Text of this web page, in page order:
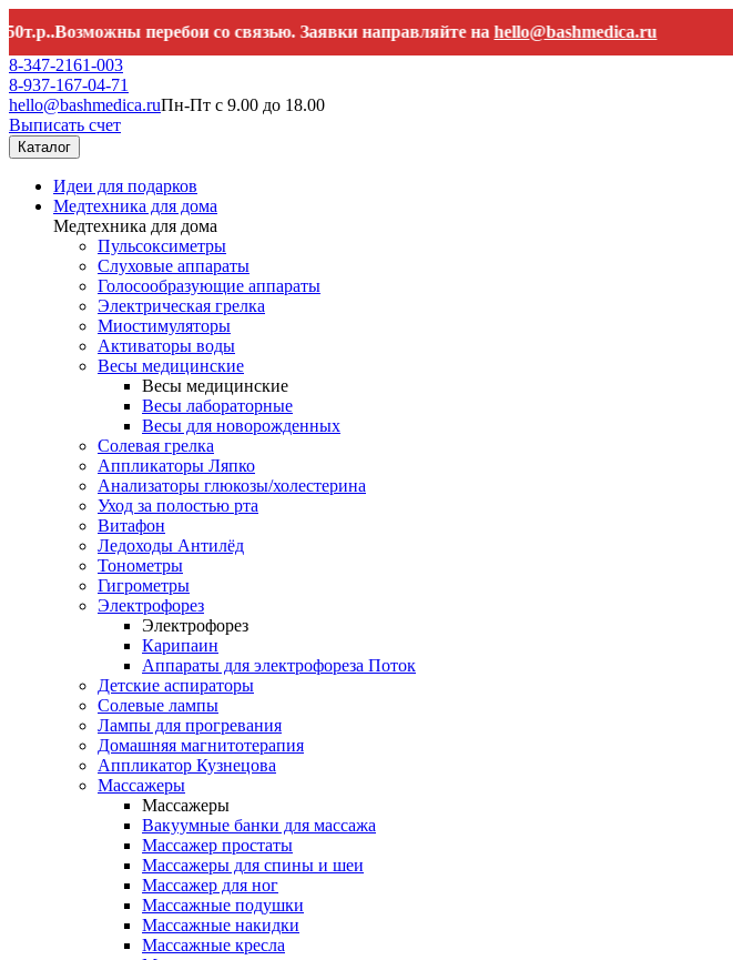
перебои со связью. Заявки направляйте наhello@bashmedica.ru
8-347-2161-003
8-937-167-04-71
hello@bashmedica.ruПн-Пт с 9.00 до 18.00
Выписать счет
Каталог
Идеи для подарков
Медтехника для дома
Медтехника для дома
Пульсоксиметры
Слуховые аппараты
Голосообразующие аппараты
Электрическая грелка
Миостимуляторы
Активаторы воды
Весы медицинские
Весы медицинские
Весы лабораторные
Весы для новорожденных
Солевая грелка
Аппликаторы Ляпко
Анализаторы глюкозы/холестерина
Уход за полостью рта
Витафон
Ледоходы Антилёд
Тонометры
Гигрометры
Электрофорез
Электрофорез
Карипаин
Аппараты для электрофореза Поток
Детские аспираторы
Солевые лампы
Лампы для прогревания
Домашняя магнитотерапия
Аппликатор Кузнецова
Массажеры
Массажеры
Вакуумные банки для массажа
Массажер простаты
Массажеры для спины и шеи
Массажер для ног
Массажные подушки
Массажные накидки
Массажные кресла